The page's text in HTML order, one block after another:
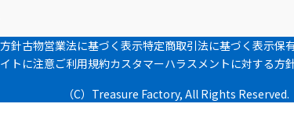
針古物営業法に基づく表示特定商取引法に基づく表示保
トに注意ご利用規約カスタマーハラスメントに対する方
（C）Treasure Factory, All Rights Reserved.